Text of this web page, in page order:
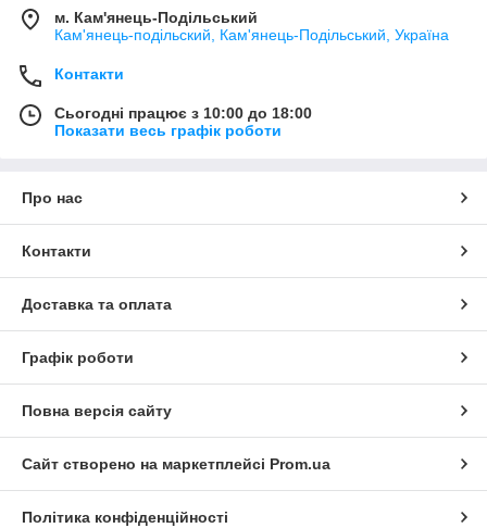
м. Кам'янець-Подільський
Кам'янець-подільский, Кам'янець-Подільський, Україна
Контакти
Сьогодні працює з 10:00 до 18:00
Показати весь графік роботи
Про нас
Контакти
Доставка та оплата
Графік роботи
Повна версія сайту
Сайт створено на маркетплейсі Prom.ua
Політика конфіденційності